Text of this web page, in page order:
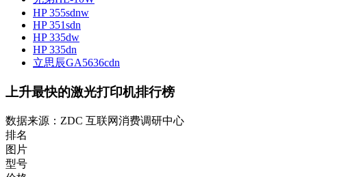
HP 355sdnw
HP 351sdn
HP 335dw
HP 335dn
立思辰GA5636cdn
上升最快的激光打印机排行榜
数据来源：ZDC 互联网消费调研中心
排名
图片
型号